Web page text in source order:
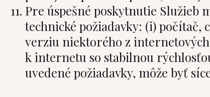
Pre úspešné poskytnutie Služieb
technické požiadavky: (i)
verziu niektorého z
k internetu so stabilnou
uvedené požiadavky, môže byť